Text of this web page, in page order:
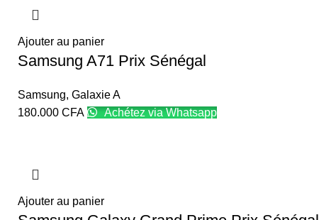
Ajouter au panier
Samsung A71 Prix Sénégal
Samsung, Galaxie A
180.000 CFA Achétez via Whatsapp
Ajouter au panier